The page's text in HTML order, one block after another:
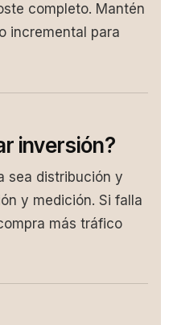
completo. Mantén
incremental para
inversión?
sea distribución y
y medición. Si falla
más tráfico